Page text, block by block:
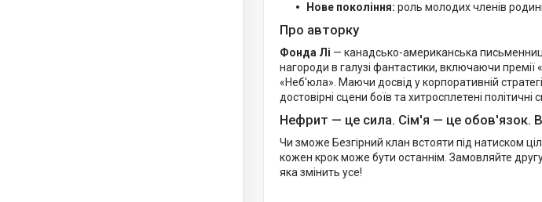
Нове покоління: роль молодих членів
Про авторку
Фонда Лі — канадсько-американська
нагороди в галузі фантастики, включаючи
«Неб'юла». Маючи досвід у корпоративній
достовірні сцени боїв та хитросплетені політичні
Нефрит — це сила. Сім'я — це обов'язок.
Чи зможе Безгірний клан встояти під натиском
кожен крок може бути останнім. Замовляйте
яка змінить усе!